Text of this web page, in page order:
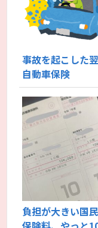
事故を起こした
自動車保険
負担が大きい国